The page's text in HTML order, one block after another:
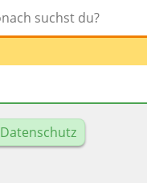
Datenschutz